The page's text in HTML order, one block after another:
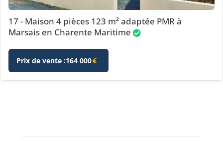
17 - Maison 4 pièces 123 m² adaptée PMR à
Marsais en Charente Maritime
Prix de vente :164 000